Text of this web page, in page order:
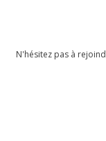
N'hésitez pas à